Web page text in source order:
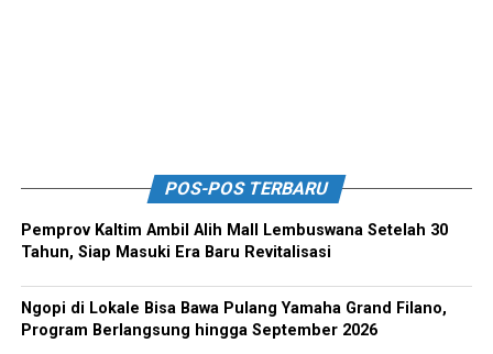
POS-POS TERBARU
Pemprov Kaltim Ambil Alih Mall Lembuswana Setelah 30
Tahun, Siap Masuki Era Baru Revitalisasi
Ngopi di Lokale Bisa Bawa Pulang Yamaha Grand Filano,
Program Berlangsung hingga September 2026